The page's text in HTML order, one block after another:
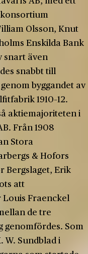
Olsson, Knut
Enskilda Bank
snart även
snabbt till
byggandet av
1910–12.
aktiemajoriteten i
Från 1908
Stora
& Hofors
Bergslaget, Erik
att
Louis Fraenckel
de tre
genomfördes. Som
W. Sundblad i